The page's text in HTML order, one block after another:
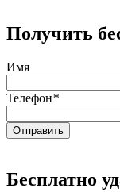
Получить
Имя
Телефон*
Бесплатно